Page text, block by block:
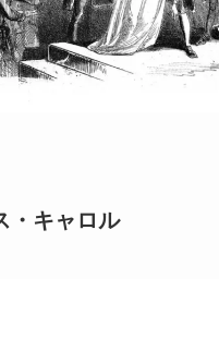
・キャロル